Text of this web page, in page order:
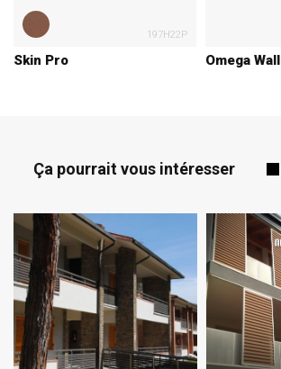
197H22P
Skin Pro Omega Wall
Ça pourrait vous intéresser